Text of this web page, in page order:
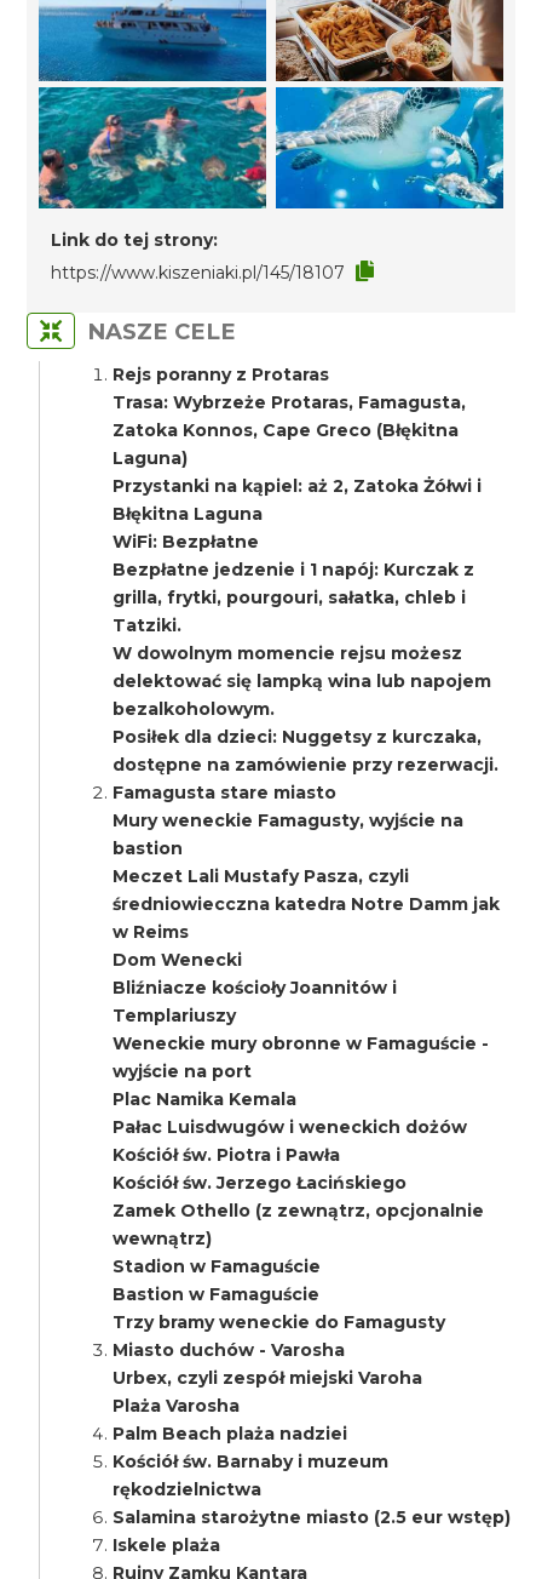
Link do tej strony:
https://www.kiszeniaki.pl/145/18107
NASZE CELE
Rejs poranny z Protaras
Trasa: Wybrzeże Protaras, Famagusta,
Zatoka Konnos, Cape Greco (Błękitna
Laguna)
Przystanki na kąpiel: aż 2, Zatoka Żółwi i
Błękitna Laguna
WiFi: Bezpłatne
Bezpłatne jedzenie i 1 napój: Kurczak z
grilla, frytki, pourgouri, sałatka, chleb i
Tatziki.
W dowolnym momencie rejsu możesz
delektować się lampką wina lub napojem
bezalkoholowym.
Posiłek dla dzieci: Nuggetsy z kurczaka,
dostępne na zamówienie przy rezerwacji.
Famagusta stare miasto
Mury weneckie Famagusty, wyjście na
bastion
Meczet Lali Mustafy Pasza, czyli
średniowiecczna katedra Notre Damm jak
w Reims
Dom Wenecki
Bliźniacze kościoły Joannitów i
Templariuszy
Weneckie mury obronne w Famaguście -
wyjście na port
Plac Namika Kemala
Pałac Luisdwugów i weneckich dożów
Kościół św. Piotra i Pawła
Kościół św. Jerzego Łacińskiego
Zamek Othello (z zewnątrz, opcjonalnie
wewnątrz)
Stadion w Famaguście
Bastion w Famaguście
Trzy bramy weneckie do Famagusty
Miasto duchów - Varosha
Urbex, czyli zespół miejski Varoha
Plaża Varosha
Palm Beach plaża nadziei
Kościół św. Barnaby i muzeum
rękodzielnictwa
Salamina starożytne miasto (2.5 eur wstęp)
Iskele plaża
Ruiny Zamku Kantara